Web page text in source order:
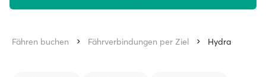
Fähren buchen Fährverbindungen per Ziel Hydra